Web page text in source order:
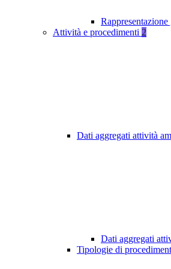
Rappresentazione
Attività e procedimenti 2
Dati aggregati attività
Dati aggregati
Tipologie di